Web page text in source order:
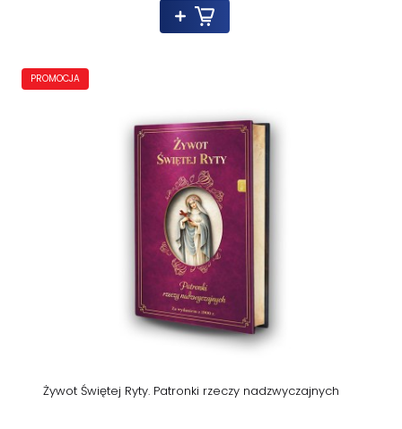
Żywot Świętej Ryty. Patronki rzeczy nadzwyczajnych
PROMOCJA